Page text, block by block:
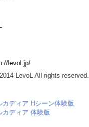
levol.jp/
LevoL All rights reserved.
カディア Hシーン体験版
カディア 体験版